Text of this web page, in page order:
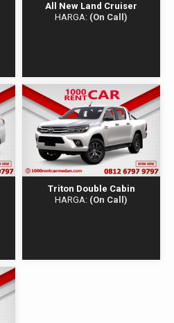
All New Land Cruiser
HARGA: (On Call)
Triton Double Cabin
HARGA: (On Call)